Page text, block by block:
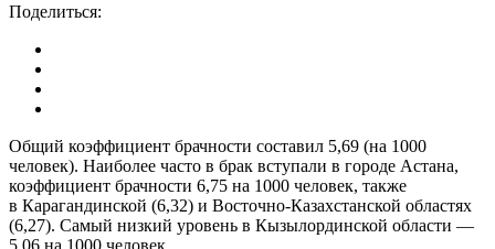
Поделиться:
Общий коэффициент брачности составил 5,69 (на 1000
человек). Наиболее часто в брак вступали в городе Астана,
коэффициент брачности 6,75 на 1000 человек, также
в Карагандинской (6,32) и Восточно-Казахстанской областях
(6,27). Самый низкий уровень в Кызылординской области —
5,06 на 1000 человек.